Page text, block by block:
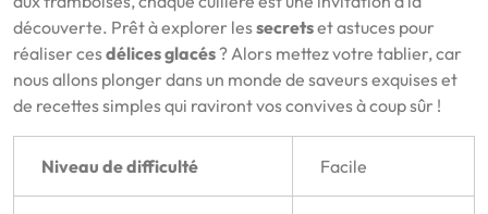
découverte. Prêt à explorer lessecretset astuces pour
réaliser cesdélices glacés ? Alors mettez votre tablier, car
nous allons plonger dans un monde de saveurs exquises et
de recettes simples qui raviront vos convives à coup sûr !
Niveau de difficulté Facile